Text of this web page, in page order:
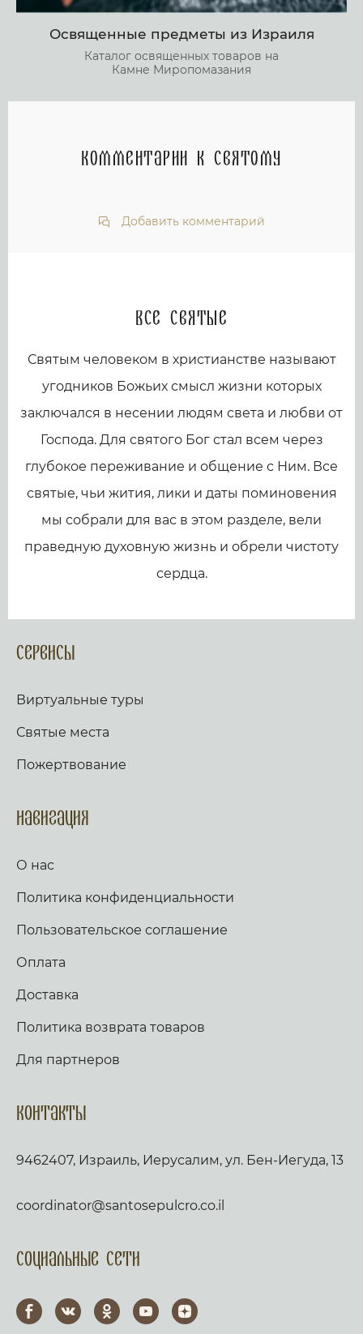
Освященные предметы из Израиля
Каталог освященных товаров на
Камне Миропомазания
Комментарии к святому
Добавить комментарий
Все святые
Святым человеком в христианстве называют
угодников Божьих смысл жизни которых
заключался в несении людям света и любви от
Господа. Для святого Бог стал всем через
глубокое переживание и общение с Ним. Все
святые, чьи жития, лики и даты поминовения
мы собрали для вас в этом разделе, вели
праведную духовную жизнь и обрели чистоту
сердца.
Сервисы
Виртуальные туры
Святые места
Пожертвование
Навигация
О нас
Политика конфиденциальности
Пользовательское соглашение
Оплата
Доставка
Политика возврата товаров
Для партнеров
Контакты
9462407, Израиль, Иерусалим, ул. Бен-Иегуда, 13
coordinator@santosepulcro.co.il
Социальные сети